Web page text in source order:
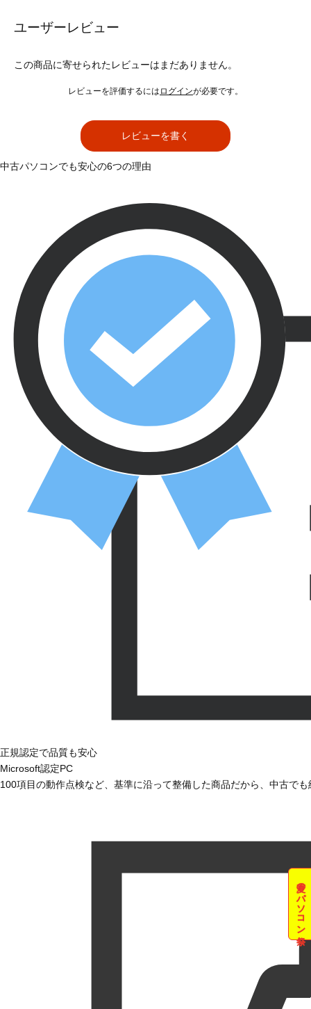
ユーザーレビュー
この商品に寄せられたレビューはまだありません。
レビューを評価するには ログインが必要です。
レビューを書く
夏のパソコン祭
中古パソコンでも安心の6つの理由
正規認定で品質も安心
Microsoft認定PC
100項目の動作点検など、基準に沿って整備した商品だから、中古で